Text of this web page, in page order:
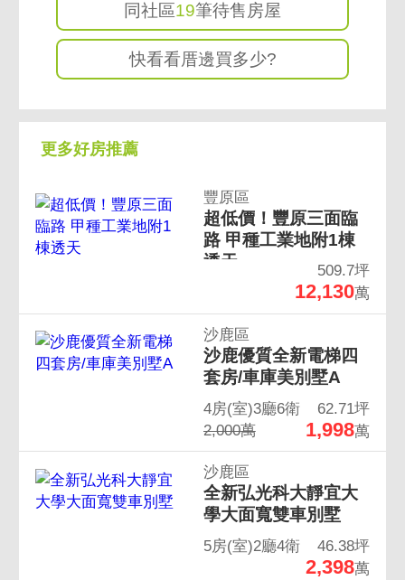
同社區19筆待售房屋
快看看厝邊買多少?
更多好房推薦
豐原區
超低價！豐原三面臨
路 甲種工業地附1棟
透天
509.7坪
12,130萬
沙鹿區
沙鹿優質全新電梯四
套房/車庫美別墅A
4房(室)3廳6衛
62.71坪
2,000萬
1,998萬
沙鹿區
全新弘光科大靜宜大
學大面寬雙車別墅
5房(室)2廳4衛 46.38坪
2,398萬